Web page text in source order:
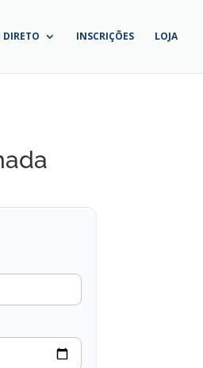
DIRETO INSCRIÇÕES LOJA